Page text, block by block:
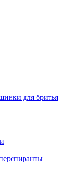
для бритья